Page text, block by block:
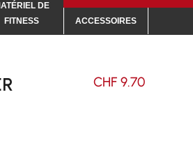
DE
FITNESS
ACCESSOIRES
CHF 9.70